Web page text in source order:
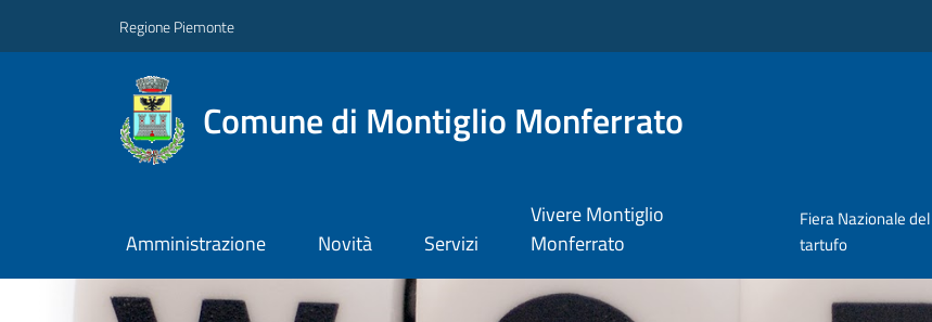
Regione Piemonte
Comune di Montiglio Monferrato
Amministrazione Novità Servizi
Vivere Montiglio
Monferrato
Fiera Nazionale del
tartufo